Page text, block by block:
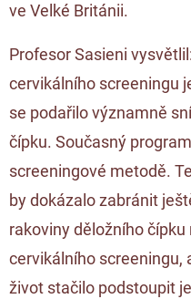
ve Velké Británii.
Profesor Sasieni
cervikálního screeningu
se podařilo významně
čípku. Současný
screeningové metodě.
by dokázalo zabránit
rakoviny děložního
cervikálního screeningu,
život stačilo podstoupit